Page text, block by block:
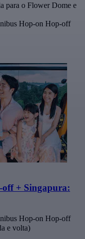
para o Flower Dome e
Hop-on Hop-off
+ Singapura:
Hop-on Hop-off
e volta)